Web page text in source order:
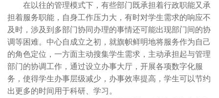
在以往的管理模式下，有些部门既承担着行政职能又承
担着服务职能，自身工作压力大，有时对学生需求的响应不
及时，涉及到多部门协同办理的事情还可能出现部门间的协
调等困难。中心自成立之初，就旗帜鲜明地将服务作为自己
的角色定位，一方面主动搜集学生需求，主动承担起与管理
部门的协调工作，通过设立办事大厅，开展各项数字化服
务，使得学生办事层级减少，办事效率提高，学生可以节约
出更多的时间用于科研、学习。